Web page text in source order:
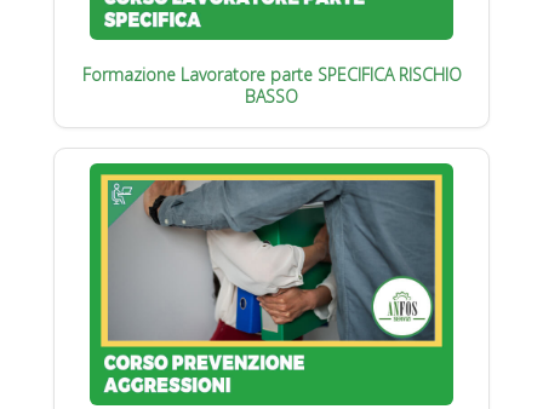
Formazione Lavoratore parte SPECIFICA RISCHIO
BASSO